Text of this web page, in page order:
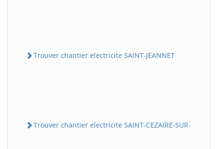
Trouver chantier electricite SAINT-JEANNET
Trouver chantier electricite SAINT-CEZAIRE-SUR-